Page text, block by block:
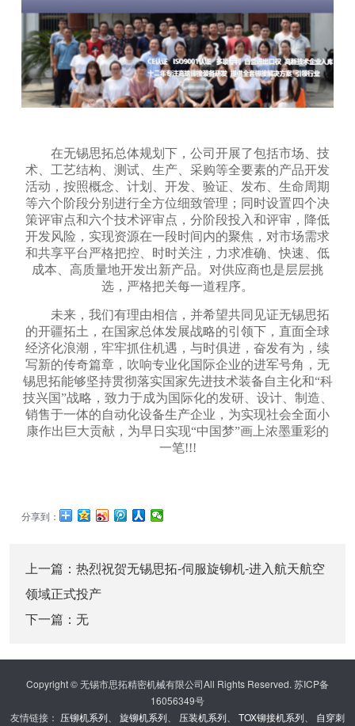
在无锡思拓总体规划下，公司开展了包括市场、技
术、工艺结构、测试、生产、采购等全要素的产品开发
活动，按照概念、计划、开发、验证、发布、生命周期
等六个阶段分别进行全方位细致管理；同时设置四个决
策评审点和六个技术评审点，分阶段投入和评审，降低
开发风险，实现资源在一段时间内的聚焦，对市场需求
和共享平台严格把控、时时关注，力求准确、快速、低
成本、高质量地开发出新产品。对供应商也是层层挑
选，严格把关每一道程序。
未来，我们有理由相信，并希望共同见证无锡思拓
的开疆拓土，在国家总体发展战略的引领下，直面全球
经济化浪潮，牢牢抓住机遇，与时俱进，奋发有为，续
写新的传奇篇章，吹响专业化国际企业的进军号角，无
锡思拓能够坚持贯彻落实国家先进技术装备自主化和“科
技兴国”战略，致力于成为国际化的发研、设计、制造、
销售于一体的自动化设备生产企业，为实现社会全面小
康作出巨大贡献，为早日实现“中国梦”画上浓墨重彩的
一笔!!!
分享到：
上一篇： 热烈祝贺无锡思拓-伺服旋铆机-进入航天航空
领域正式投产
下一篇：无
Copyright © 无锡市思拓精密机械有限公司All Rights Reserved. 苏ICP备
16056349号
友情链接： 压铆机系列 旋铆机系列 压装机系列 TOX铆接机系列 自穿刺